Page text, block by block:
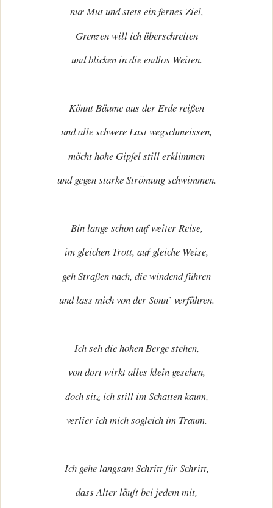
nur Mut und stets ein fernes Ziel,
Grenzen will ich überschreiten
und blicken in die endlos Weiten.
Könnt Bäume aus der Erde reißen
und alle schwere Last wegschmeissen,
möcht hohe Gipfel still erklimmen
und gegen starke Strömung schwimmen.
Bin lange schon auf weiter Reise,
im gleichen Trott, auf gleiche Weise,
geh Straßen nach, die windend führen
und lass mich von der Sonn` verführen.
Ich seh die hohen Berge stehen,
von dort wirkt alles klein gesehen,
doch sitz ich still im Schatten kaum,
verlier ich mich sogleich im Traum.
Ich gehe langsam Schritt für Schritt,
dass Alter läuft bei jedem mit,